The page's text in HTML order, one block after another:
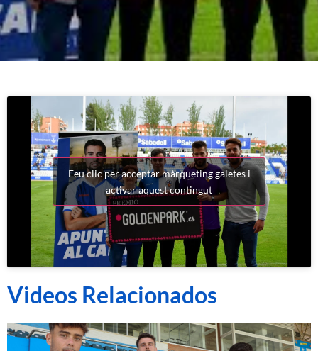
Feu clic per acceptar màrqueting galetes i
activar aquest contingut
Videos Relacionados